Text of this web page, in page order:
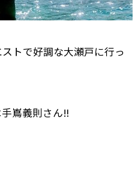
トで好調な大瀬戸に行っ
嶌義則さん‼️